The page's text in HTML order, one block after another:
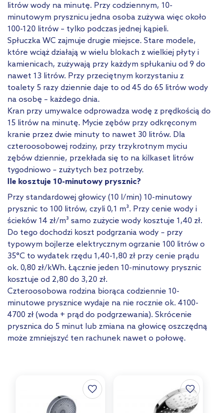
litrów wody na minutę. Przy codziennym, 10-
minutowym prysznicu jedna osoba zużywa więc około
100-120 litrów – tylko podczas jednej kąpieli.
Spłuczka WC zajmuje drugie miejsce. Stare modele,
które wciąż działają w wielu blokach z wielkiej płyty i
kamienicach, zużywają przy każdym spłukaniu od 9 do
nawet 13 litrów. Przy przeciętnym korzystaniu z
toalety 5 razy dziennie daje to od 45 do 65 litrów wody
na osobę – każdego dnia.
Kran przy umywalce odprowadza wodę z prędkością do
15 litrów na minutę. Mycie zębów przy odkręconym
kranie przez dwie minuty to nawet 30 litrów. Dla
czteroosobowej rodziny, przy trzykrotnym myciu
zębów dziennie, przekłada się to na kilkaset litrów
tygodniowo – zużytych bez potrzeby.
Ile kosztuje 10-minutowy prysznic?
Przy standardowej głowicy (10 l/min) 10-minutowy
prysznic to 100 litrów, czyli 0,1 m³. Przy cenie wody i
ścieków 14 zł/m³ samo zużycie wody kosztuje 1,40 zł.
Do tego dochodzi koszt podgrzania wody – przy
typowym bojlerze elektrycznym ogrzanie 100 litrów o
35°C to wydatek rzędu 1,40-1,80 zł przy cenie prądu
ok. 0,80 zł/kWh. Łącznie jeden 10-minutowy prysznic
kosztuje od 2,80 do 3,20 zł.
Czteroosobowa rodzina biorąca codziennie 10-
minutowe prysznice wydaje na nie rocznie ok. 4100-
4700 zł (woda + prąd do podgrzewania). Skrócenie
prysznica do 5 minut lub zmiana na głowicę oszczędną
może zmniejszyć ten rachunek nawet o połowę.